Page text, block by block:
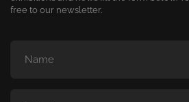
free to our newsletter.